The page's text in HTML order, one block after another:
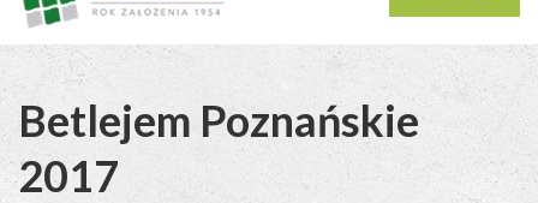
Betlejem Poznańskie
2017